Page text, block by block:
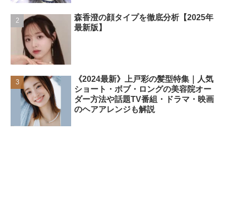
森香澄の顔タイプを徹底分析【2025年
最新版】
《2024最新》上戸彩の髪型特集｜人気
ショート・ボブ・ロングの美容院オー
ダー方法や話題TV番組・ドラマ・映画
のヘアアレンジも解説